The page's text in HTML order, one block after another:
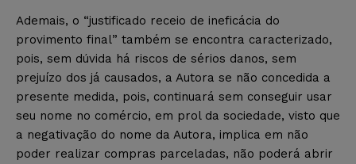
Ademais, o “justificado receio de ineficácia do
provimento final” também se encontra caracterizado,
pois, sem dúvida há riscos de sérios danos, sem
prejuízo dos já causados, a Autora se não concedida a
presente medida, pois, continuará sem conseguir usar
seu nome no comércio, em prol da sociedade, visto que
a negativação do nome da Autora, implica em não
poder realizar compras parceladas, não poderá abrir